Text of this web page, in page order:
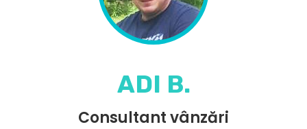
ADI B.
Consultant vânzări